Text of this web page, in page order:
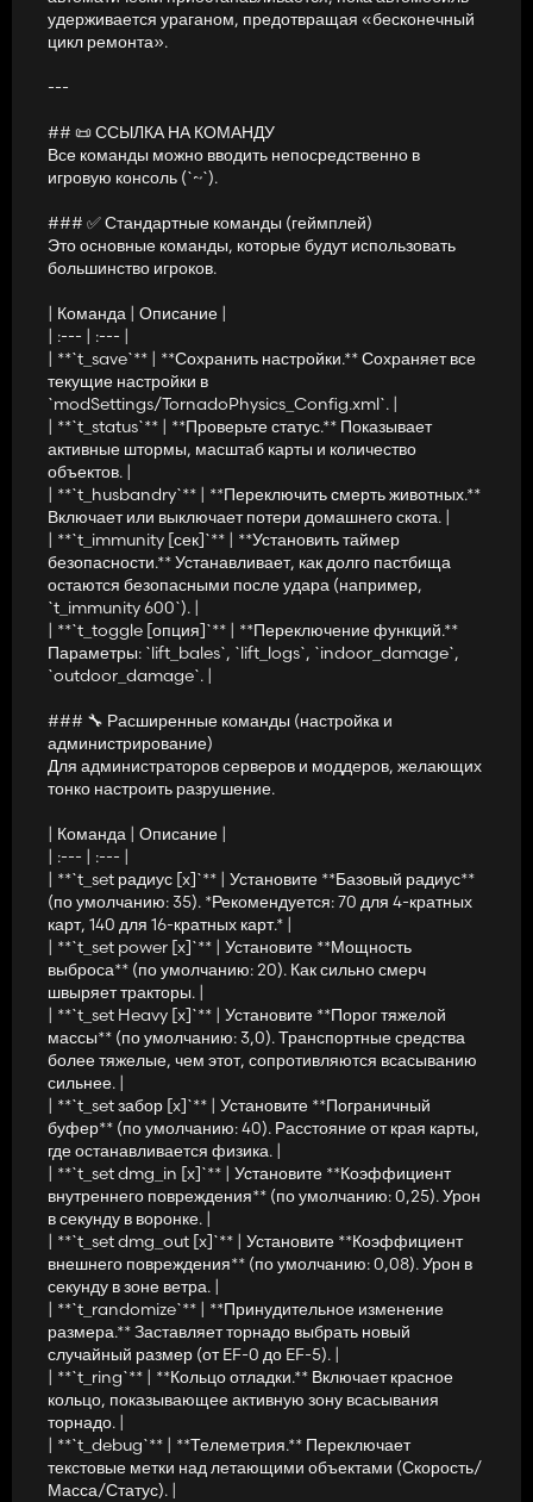
удерживается ураганом, предотвращая «бесконечный
цикл ремонта».
---
## 📜 ССЫЛКА НА КОМАНДУ
Все команды можно вводить непосредственно в
игровую консоль (`~`).
### ✅ Стандартные команды (геймплей)
Это основные команды, которые будут использовать
большинство игроков.
| Команда | Описание |
| :--- | :--- |
| **`t_save`** | **Сохранить настройки.** Сохраняет все
текущие настройки в
`modSettings/TornadoPhysics_Config.xml`. |
| **`t_status`** | **Проверьте статус.** Показывает
активные штормы, масштаб карты и количество
объектов. |
| **`t_husbandry`** | **Переключить смерть животных.**
Включает или выключает потери домашнего скота. |
| **`t_immunity [сек]`** | **Установить таймер
безопасности.** Устанавливает, как долго пастбища
остаются безопасными после удара (например,
`t_immunity 600`). |
| **`t_toggle [опция]`** | **Переключение функций.**
Параметры: `lift_bales`, `lift_logs`, `indoor_damage`,
`outdoor_damage`. |
### 🔧 Расширенные команды (настройка и
администрирование)
Для администраторов серверов и моддеров, желающих
тонко настроить разрушение.
| Команда | Описание |
| :--- | :--- |
| **`t_set радиус [x]`** | Установите **Базовый радиус**
(по умолчанию: 35). *Рекомендуется: 70 для 4-кратных
карт, 140 для 16-кратных карт.* |
| **`t_set power [x]`** | Установите **Мощность
выброса** (по умолчанию: 20). Как сильно смерч
швыряет тракторы. |
| **`t_set Heavy [x]`** | Установите **Порог тяжелой
массы** (по умолчанию: 3,0). Транспортные средства
более тяжелые, чем этот, сопротивляются всасыванию
сильнее. |
| **`t_set забор [x]`** | Установите **Пограничный
буфер** (по умолчанию: 40). Расстояние от края карты,
где останавливается физика. |
| **`t_set dmg_in [x]`** | Установите **Коэффициент
внутреннего повреждения** (по умолчанию: 0,25). Урон
в секунду в воронке. |
| **`t_set dmg_out [x]`** | Установите **Коэффициент
внешнего повреждения** (по умолчанию: 0,08). Урон в
секунду в зоне ветра. |
| **`t_randomize`** | **Принудительное изменение
размера.** Заставляет торнадо выбрать новый
случайный размер (от EF-0 до EF-5). |
| **`t_ring`** | **Кольцо отладки.** Включает красное
кольцо, показывающее активную зону всасывания
торнадо. |
| **`t_debug`** | **Телеметрия.** Переключает
текстовые метки над летающими объектами (Скорость/
Масса/Статус). |